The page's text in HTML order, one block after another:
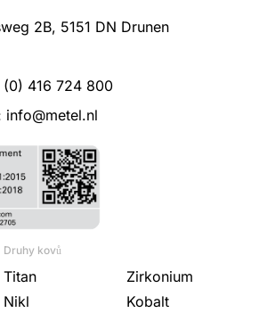
2B, 5151 DN Drunen
(0) 416 724 800
info@metel.nl
Druhy kovů
Titan
Zirkonium
Nikl
Kobalt